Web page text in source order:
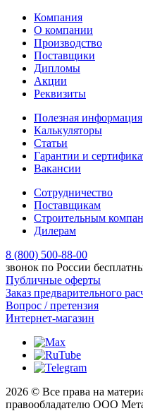
Компания
О компании
Производство
Поставщики
Дипломы
Акции
Реквизиты
Полезная информация
Калькуляторы
Статьи
Гарантии и
Вакансии
Сотрудничество
Поставщикам
Строительным
Дилерам
8 (800) 500-88-00
звонок по России
Публичные оферты
Заказ предварительного
Вопрос / претензия
Интернет-магазин
2026 © Все права на
правообладателю ООО